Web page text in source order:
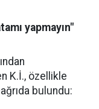
yapmayın"
K.İ., özellikle
bulundu: